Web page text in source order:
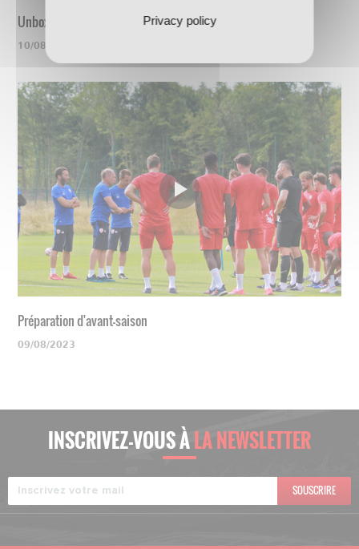
Unboxing du nouveau maillot
10/08/2023
Préparation d'avant-saison
09/08/2023
INSCRIVEZ-VOUS ÀLA NEWSLETTER
SOUSCRIRE
Privacy policy